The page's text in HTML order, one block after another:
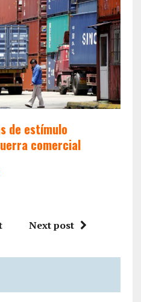
de estímulo
comercial
Next post